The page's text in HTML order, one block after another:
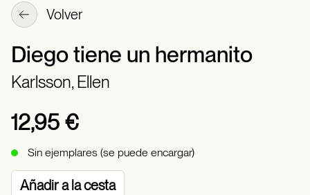
Volver
Diego tiene un hermanito
Karlsson, Ellen
12,95 €
Sin ejemplares (se puede encargar)
Añadir a la cesta